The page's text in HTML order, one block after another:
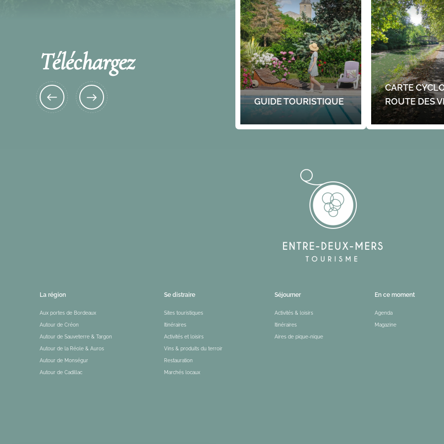
Téléchargez
GUIDE TOURISTIQUE
CARTE
ROUTE DES
La région
Aux portes de Bordeaux
Autour de Créon
Autour de Sauveterre & Targon
Autour de la Réole & Auros
Autour de Monségur
Autour de Cadillac
Se distraire
Sites touristiques
Itinéraires
Activités et loisirs
Vins & produits du terroir
Restauration
Marchés locaux
Séjourner
Activités & loisirs
Itinéraires
Aires de pique-nique
En ce moment
Agenda
Magazine